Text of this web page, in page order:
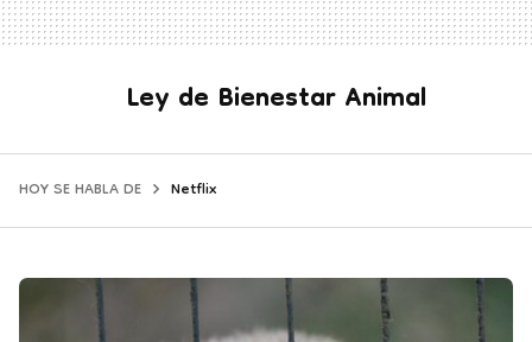
Ley de Bienestar Animal
HOY SE HABLA DE Netflix